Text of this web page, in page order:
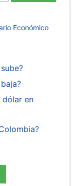
Económico
dólar en